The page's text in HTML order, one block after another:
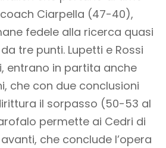
Ciarpella (47-40),
fedele alla ricerca quasi
tre punti. Lupetti e Rossi
entrano in partita anche
che con due conclusioni
il sorpasso (50-53 al
permette ai Cedri di
che conclude l’opera